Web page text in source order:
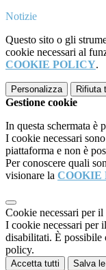
Notizie
Questo sito o gli
cookie necessari al
COOKIE POLICY.
Personalizza Rifiuta
Gestione cookie
In questa schermata è
I cookie necessari
piattaforma e non è
Per conoscere quali
visionare la COOKIE
Cookie necessari per
I cookie necessari per
disabilitati. È possibile
policy.
Accetta tutti Salva